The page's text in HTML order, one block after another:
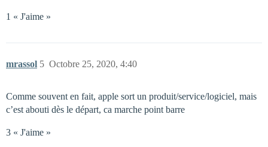
1 « J'aime »
mrassol Octobre 25, 2020, 4:40
5
Comme souvent en fait, apple sort un produit/service/logiciel, mais
c’est abouti dès le départ, ca marche point barre
3 « J'aime »